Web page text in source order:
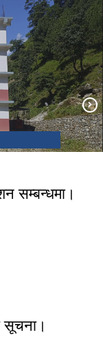
सम्बन्धमा।
सूचना।